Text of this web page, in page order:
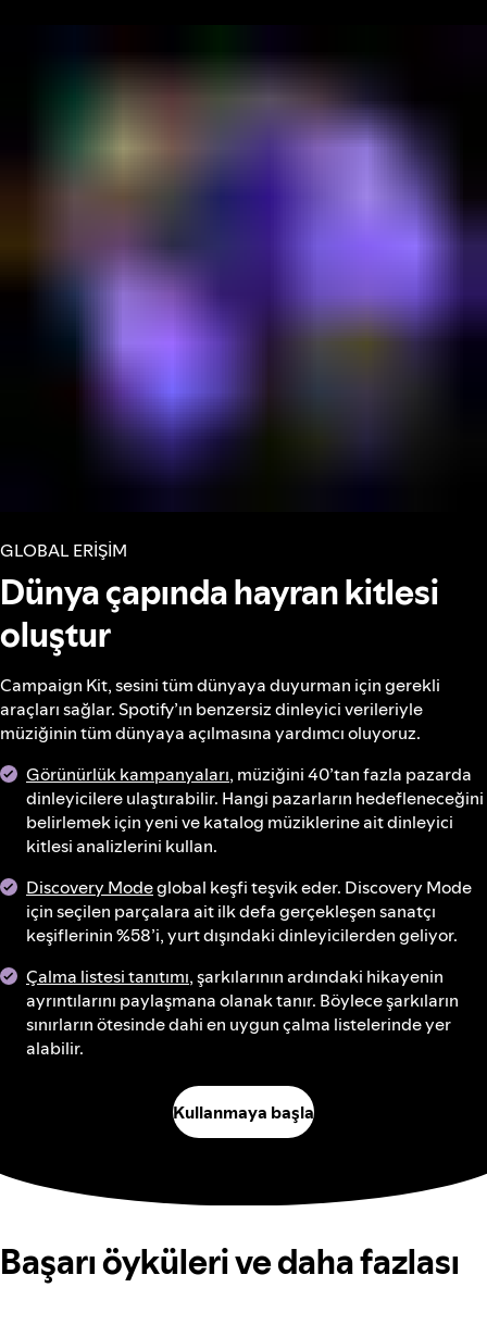
GLOBAL ERİŞİM
Dünya çapında hayran kitlesi
oluştur
Campaign Kit, sesini tüm dünyaya duyurman için gerekli
araçları sağlar. Spotify’ın benzersiz dinleyici verileriyle
müziğinin tüm dünyaya açılmasına yardımcı oluyoruz.
Görünürlük kampanyaları, müziğini 40’tan fazla pazarda
dinleyicilere ulaştırabilir. Hangi pazarların hedefleneceğini
belirlemek için yeni ve katalog müziklerine ait dinleyici
kitlesi analizlerini kullan.
Discovery Modeglobal keşfi teşvik eder. Discovery Mode
için seçilen parçalara ait ilk defa gerçekleşen sanatçı
keşiflerinin %58’i, yurt dışındaki dinleyicilerden geliyor.
Çalma listesi tanıtımı, şarkılarının ardındaki hikayenin
ayrıntılarını paylaşmana olanak tanır. Böylece şarkıların
sınırların ötesinde dahi en uygun çalma listelerinde yer
alabilir.
Kullanmaya başla
Başarı öyküleri ve daha fazlası